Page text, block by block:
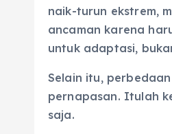
naik-turun ekstrem,
ancaman karena
untuk adaptasi,
Selain itu,
pernapasan. Itulah
saja.